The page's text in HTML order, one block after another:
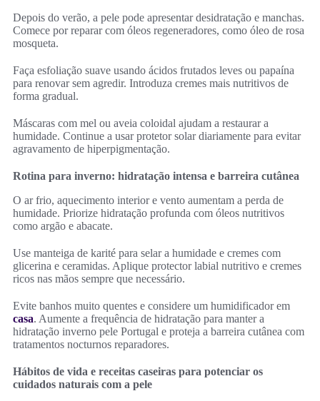
Depois do verão, a pele pode apresentar desidratação e manchas.
Comece por reparar com óleos regeneradores, como óleo de rosa
mosqueta.
Faça esfoliação suave usando ácidos frutados leves ou papaína
para renovar sem agredir. Introduza cremes mais nutritivos de
forma gradual.
Máscaras com mel ou aveia coloidal ajudam a restaurar a
humidade. Continue a usar protetor solar diariamente para evitar
agravamento de hiperpigmentação.
Rotina para inverno: hidratação intensa e barreira cutânea
O ar frio, aquecimento interior e vento aumentam a perda de
humidade. Priorize hidratação profunda com óleos nutritivos
como argão e abacate.
Use manteiga de karité para selar a humidade e cremes com
glicerina e ceramidas. Aplique protector labial nutritivo e cremes
ricos nas mãos sempre que necessário.
Evite banhos muito quentes e considere um humidificador em
casa. Aumente a frequência de hidratação para manter a
hidratação inverno pele Portugal e proteja a barreira cutânea com
tratamentos nocturnos reparadores.
Hábitos de vida e receitas caseiras para potenciar os
cuidados naturais com a pele